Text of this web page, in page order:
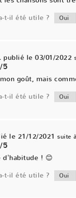
t-il été utile ?
Oui
publié le 03/01/2022
5
goût, mais
t-il été utile ?
Oui
le 21/12/2021 suite
5
d'habitude ! 😊
t-il été utile ?
Oui